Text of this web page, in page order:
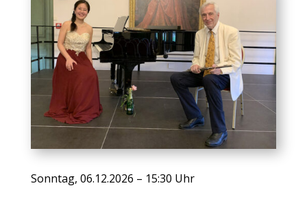
Sonntag, 06.12.2026 – 15:30 Uhr